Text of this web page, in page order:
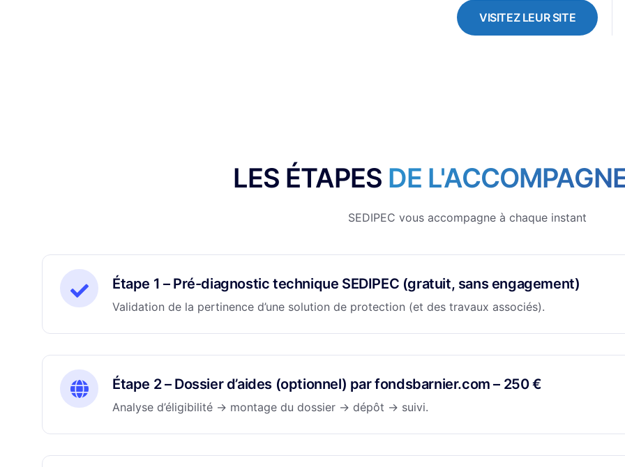
VISITEZ LEUR SITE
LES ÉTAPES DE
SEDIPEC vous accompagne à chaque instant
Étape 1 – Pré-diagnostic technique SEDIPEC (gratuit, sans engagement)
Validation de la pertinence d’une solution de protection (et des travaux associés).
Étape 2 – Dossier d’aides (optionnel) par fondsbarnier.com – 250 €
Analyse d’éligibilité → montage du dossier → dépôt → suivi.